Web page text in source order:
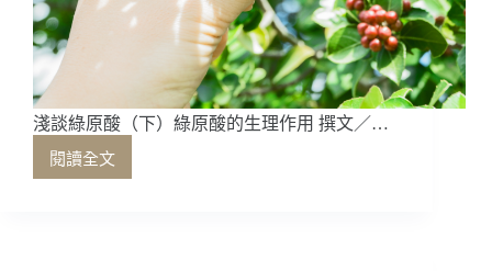
淺談綠原酸（下）綠原酸的生理作用 撰文／…
閱讀全文
淺